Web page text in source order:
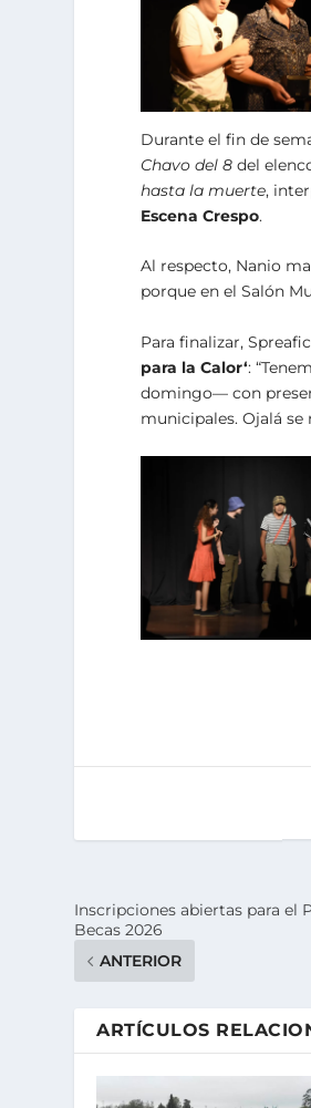
Durante el fin de
Chavo del 8 del
hasta la muerte,
Escena Crespo.
Al respecto, Nanio
porque en el Salón
Para finalizar,
para la Calor‘:
domingo— con
municipales. Ojalá
Inscripciones abiertas para el
Becas 2026
ANTERIOR
ARTÍCULOS